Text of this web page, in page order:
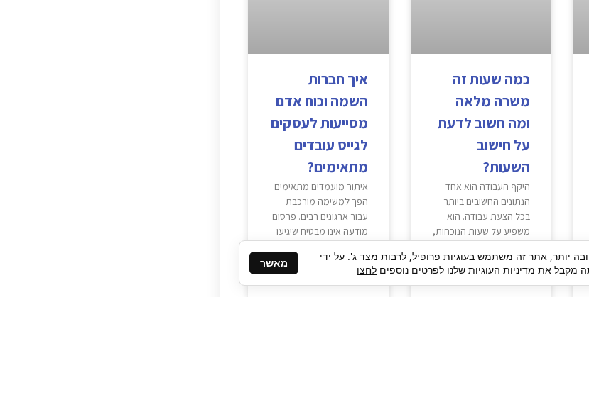
כמה שעות זה
משרה מלאה
ומה חשוב לדעת
על חישוב
השעות?
היקף העבודה הוא אחד
הנתונים החשובים ביותר
בכל הצעת עבודה. הוא
משפיע על שעות הנוכחות,
והיכולת לשלב
איך חברות
השמה וכוח אדם
מסייעות לעסקים
לגייס עובדים
מתאימים?
איתור מועמדים מתאימים
הפך למשימה מורכבת
עבור ארגונים רבים. פרסום
מודעה אינו מבטיח שיגיעו
קבלת מספר גדול
קרא עוד »
יותר, אתר זה משתמש בעוגיות פרופיל, לרבות מצד ג'. על ידי
את מדיניות העוגיות שלנו לפרטים נוספים לחצו
מאשר